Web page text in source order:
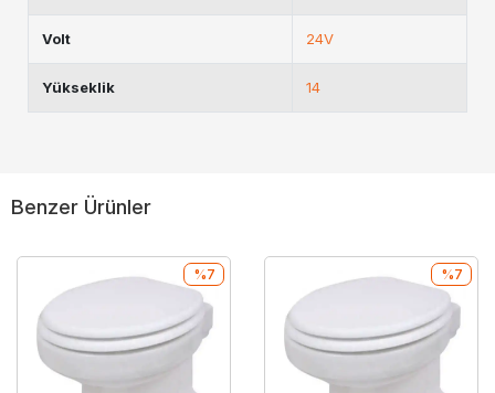
Volt 24V
Yükseklik 14
Benzer Ürünler
%7 %7